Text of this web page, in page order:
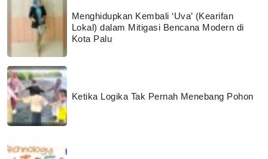
Menghidupkan Kembali ‘Uva’ (Kearifan
Lokal) dalam Mitigasi Bencana Modern di
Kota Palu
Ketika Logika Tak Pernah Menebang Pohon